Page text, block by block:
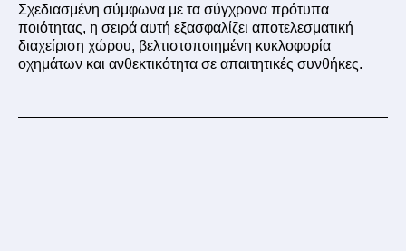
Σχεδιασμένη σύμφωνα με τα σύγχρονα πρότυπα
ποιότητας, η σειρά αυτή εξασφαλίζει αποτελεσματική
διαχείριση χώρου, βελτιστοποιημένη κυκλοφορία
οχημάτων και ανθεκτικότητα σε απαιτητικές συνθήκες.